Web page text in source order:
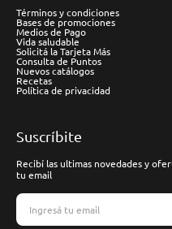
Términos y condiciones
Bases de promociones
Medios de Pago
Vida saludable
Solicitá la Tarjeta Más
Consulta de Puntos
Nuevos catálogos
Recetas
Política de privacidad
Suscríbite
Recibí las ultimas novedades y
tu email